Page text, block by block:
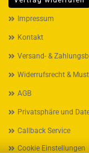
Impressum
Kontakt
Versand- &
Widerrufsrecht &
AGB
Privatsphäre und
Callback Service
Cookie Einstellungen